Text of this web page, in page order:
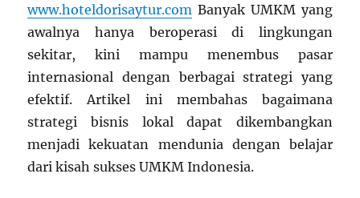
www.hoteldorisaytur.com Banyak UMKM yang
awalnya hanya beroperasi di lingkungan
sekitar, kini mampu menembus pasar
internasional dengan berbagai strategi yang
efektif. Artikel ini membahas bagaimana
strategi bisnis lokal dapat dikembangkan
menjadi kekuatan mendunia dengan belajar
dari kisah sukses UMKM Indonesia.